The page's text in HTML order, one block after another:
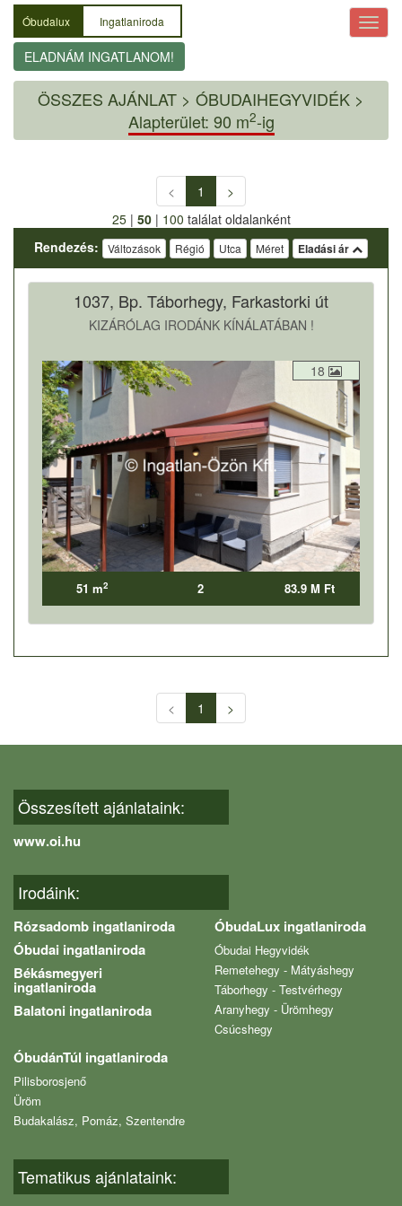
Óbudalux Ingatlaniroda
ELADNÁM INGATLANOM!
ÖSSZES AJÁNLAT > ÓBUDAIHEGYVIDÉK >
Alapterület: 90 m2-ig
< 1
>
25| 50| 100 találat oldalanként
Rendezés:
Változások Régió Utca Méret Eladási ár
1037, Bp. Táborhegy, Farkastorki út
KIZÁRÓLAG IRODÁNK KÍNÁLATÁBAN !
18
51 m2 2 83.9 M Ft
< 1 >
Összesített ajánlataink:
www.oi.hu
Irodáink:
Rózsadomb ingatlaniroda
Óbudai ingatlaniroda
Békásmegyeri
ingatlaniroda
Balatoni ingatlaniroda
ÓbudaLux ingatlaniroda
Óbudai Hegyvidék
Remetehegy - Mátyáshegy
Táborhegy - Testvérhegy
Aranyhegy - Ürömhegy
Csúcshegy
ÓbudánTúl ingatlaniroda
Pilisborosjenő
Üröm
Budakalász, Pomáz, Szentendre
Tematikus ajánlataink: